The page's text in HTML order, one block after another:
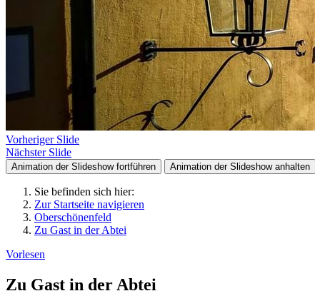
Vorheriger Slide
Nächster Slide
Animation der Slideshow fortführen Animation der Slideshow anhalten
Sie befinden sich hier:
Zur Startseite navigieren
Oberschönenfeld
Zu Gast in der Abtei
Vorlesen
Zu Gast in der Abtei